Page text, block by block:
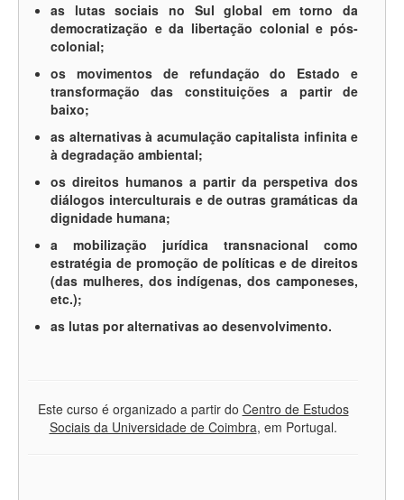
as lutas sociais no Sul global em torno da
democratização e da libertação colonial e pós-
colonial;
os movimentos de refundação do Estado e
transformação das constituições a partir de
baixo;
as alternativas à acumulação capitalista infinita e
à degradação ambiental;
os direitos humanos a partir da perspetiva dos
diálogos interculturais e de outras gramáticas da
dignidade humana;
a mobilização jurídica transnacional como
estratégia de promoção de políticas e de direitos
(das mulheres, dos indígenas, dos camponeses,
etc.);
as lutas por alternativas ao desenvolvimento.
Este curso é organizado a partir do Centro de Estudos
Sociais da Universidade de Coimbra, em Portugal.